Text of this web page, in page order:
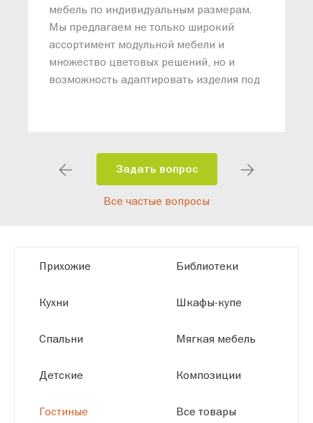
мебель по индивидуальным размерам.
Мы предлагаем не только широкий
ассортимент модульной мебели и
множество цветовых решений, но и
возможность адаптировать изделия под
помещения и личные пожелания.
Благодаря современному
высокотехнологичному оборудованию
размерам.
Задать вопрос
Все частые вопросы
Прихожие
Кухни
Спальни
Детские
Гостиные
Библиотеки
Шкафы-купе
Мягкая мебель
Композиции
Все товары